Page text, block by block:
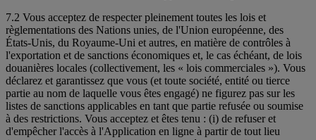
7.2 Vous acceptez de respecter pleinement toutes les lois et
règlementations des Nations unies, de l'Union européenne, des
États-Unis, du Royaume-Uni et autres, en matière de contrôles à
l'exportation et de sanctions économiques et, le cas échéant, de lois
douanières locales (collectivement, les « lois commerciales »). Vous
déclarez et garantissez que vous (et toute société, entité ou tierce
partie au nom de laquelle vous êtes engagé) ne figurez pas sur les
listes de sanctions applicables en tant que partie refusée ou soumise
à des restrictions. Vous acceptez et êtes tenu : (i) de refuser et
d'empêcher l'accès à l'Application en ligne à partir de tout lieu